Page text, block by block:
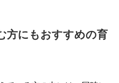
方にもおすすめの育